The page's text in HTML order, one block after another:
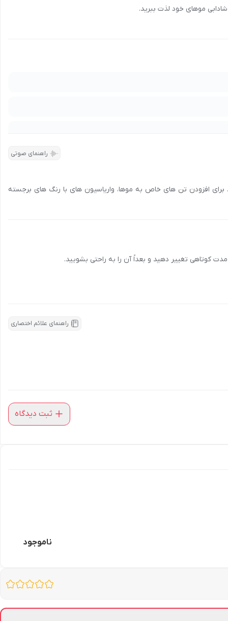
موهای خود لذت ببرید.
راهنمای صوتی
برای افزودن تن های خاص به موها، واریاسیون های با رنگ های برجسته
و پارابن به حفظ سلامت موها کمک می کنند.
کمک می کنند.
کوتاهی تغییر دهید و بعداً آن را به راحتی بشویید.
راهنمای علائم اختصاری
ثبت دیدگاه
ناموجود